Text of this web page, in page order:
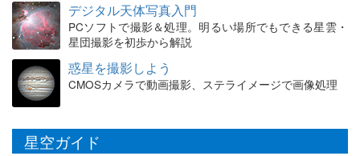
デジタル天体写真入門
PCソフトで撮影＆処理。明るい場所でもできる星雲・
星団撮影を初歩から解説
惑星を撮影しよう
CMOSカメラで動画撮影、ステライメージで画像処理
星空ガイド